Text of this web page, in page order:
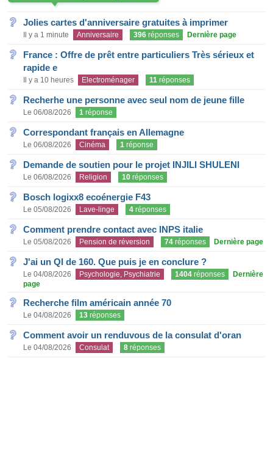
Jolies cartes d'anniversaire gratuites à imprimer
Il y a 1 minute Anniversaire 396 réponses Dernière page
France : Offre de prêt entre particuliers Très sérieux et
rapide e
Il y a 10 heures Electroménager 11 réponses
Recherhe une personne avec seul nom de jeune fille
Le 06/08/2026 1 réponse
Correspondant français en Allemagne
Le 06/08/2026 Cinéma 1 réponse
Demande de soutien pour le projet INJILI SHULENI
Le 06/08/2026 Religion 10 réponses
Bosch logixx8 ecoénergie F43
Le 05/08/2026 Lave-linge 4 réponses
Comment prendre contact avec INPS italie
Le 05/08/2026 Pension de réversion 74 réponses Dernière page
J'ai un QI de 160. Que puis je en conclure ?
Le 04/08/2026 Psychologie, Psychiatrie 1404 réponses
Dernière
page
Recherche film américain année 70
Le 04/08/2026 13 réponses
Comment avoir un renduvous de la consulat d'oran
Le 04/08/2026 Consulat 8 réponses